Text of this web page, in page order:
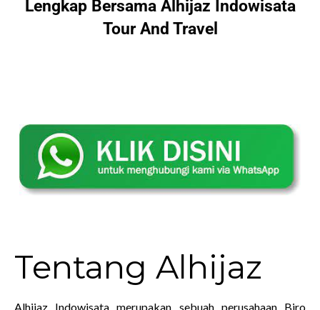
Lengkap Bersama Alhijaz Indowisata
Tour And Travel
Tentang Alhijaz
Alhijaz Indowisata merupakan sebuah perusahaan Biro